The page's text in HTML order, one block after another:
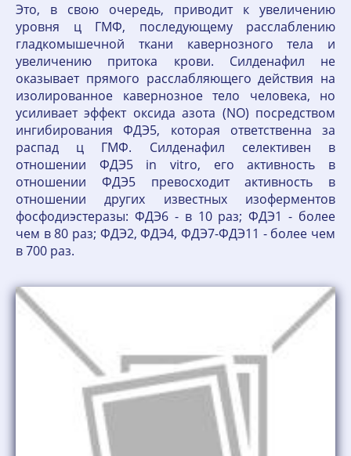
Это, в свою очередь, приводит к увеличению
уровня ц ГМФ, последующему расслаблению
гладкомышечной ткани кавернозного тела и
увеличению притока крови. Силденафил не
оказывает прямого расслабляющего действия на
изолированное кавернозное тело человека, но
усиливает эффект оксида азота (NO) посредством
ингибирования ФДЭ5, которая ответственна за
распад ц ГМФ. Силденафил селективен в
отношении ФДЭ5 in vitro, его активность в
отношении ФДЭ5 превосходит активность в
отношении других известных изоферментов
фосфодиэстеразы: ФДЭ6 - в 10 раз; ФДЭ1 - более
чем в 80 раз; ФДЭ2, ФДЭ4, ФДЭ7-ФДЭ11 - более чем
в 700 раз.